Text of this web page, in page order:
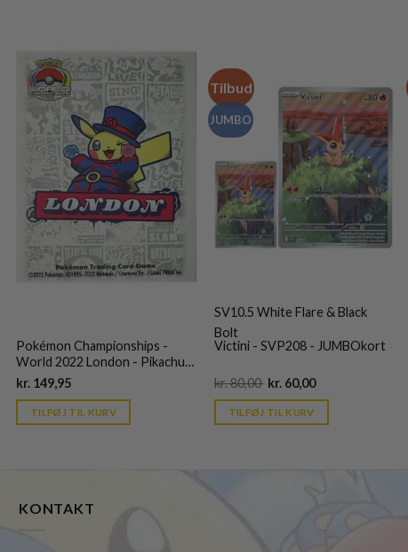
Pokémon Championships -
World 2022 London - Pikachu
Deck Protector Sleeves 65 stk.
top-loading (66x91mm) -
kr. 149,95Current
is:
kr. 39,95.
TILFØJ TIL KURV
Tilbud
JUMBO
SV10.5 White Flare & Black
Bolt
Victini - SVP208 - JUMBOkort
kr.80,00 Original
was:
kr. 80,00.
kr. 60,00Current
TILFØJ TIL KURV
KONTAKT